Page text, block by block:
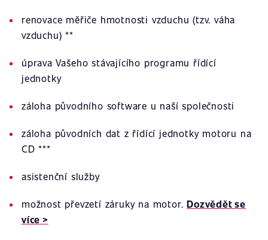
renovace měřiče hmotnosti vzduchu (tzv. váha
vzduchu) **
úprava Vašeho stávajícího programu řídící
jednotky
záloha původního software u naší společnosti
záloha původních dat z řídící jednotky motoru na
CD ***
asistenční služby
možnost převzetí záruky na motor.Dozvědět se
více >